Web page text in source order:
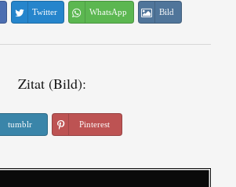
Twitter WhatsApp Bild
Zitat (Bild):
tumblr Pinterest